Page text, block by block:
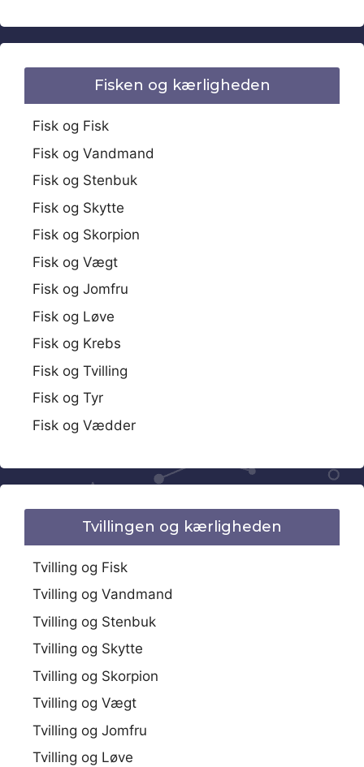
Fisken og kærligheden
Fisk og Fisk
Fisk og Vandmand
Fisk og Stenbuk
Fisk og Skytte
Fisk og Skorpion
Fisk og Vægt
Fisk og Jomfru
Fisk og Løve
Fisk og Krebs
Fisk og Tvilling
Fisk og Tyr
Fisk og Vædder
Tvillingen og kærligheden
Tvilling og Fisk
Tvilling og Vandmand
Tvilling og Stenbuk
Tvilling og Skytte
Tvilling og Skorpion
Tvilling og Vægt
Tvilling og Jomfru
Tvilling og Løve